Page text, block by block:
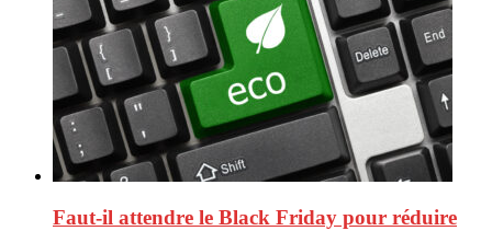
Faut-il attendre le Black Friday pour réduire